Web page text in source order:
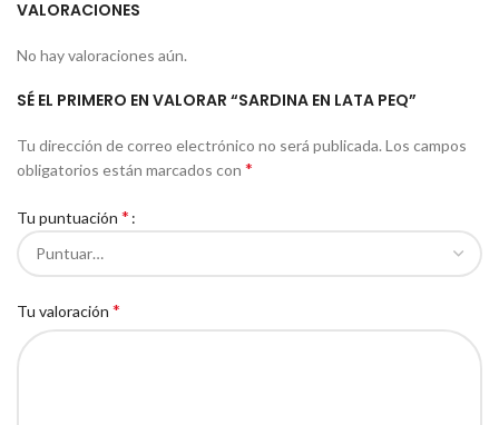
VALORACIONES
No hay valoraciones aún.
SÉ EL PRIMERO EN VALORAR “SARDINA EN LATA PEQ”
Tu dirección de correo electrónico no será publicada. Los campos
obligatorios están marcados con *
Tu puntuación *
Tu valoración *